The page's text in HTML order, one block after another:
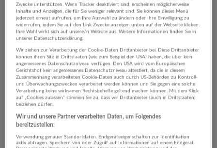
SOFORT MÖGLICH
30.07.2026, Kaindl-Hönig Fotostudio+Werbeteam
GmbH
Salzburg
Mitarbeiter*in in der Arbeitsanleitung für unser
carlavelorep in Salzburg Stadt (m/w/d)
24.07.2026,Caritas Salzburg
Zwecke unterstützen. Wenn Tracker deaktiviert sind, erscheinen möglicherweise
Inhalte und Anzeigen, die für Sie weniger relevant sind. Sie können dieses Menü
jederzeit erneut aufrufen, um Ihre Auswahl zu ändern oder Ihre Einwilligung zu
widerrufen, indem Sie auf den Link Zwecke anzeigen unten auf der Webseite klicken.
Ihre Wahl wirkt sich auf unsere/n Website aus. Weitere Informationen finden Sie in
unserer Datenschutzerklärung.
Wir ziehen zur Verarbeitung der Cookie-Daten Drittanbieter bei. Diese Drittanbieter
können ihren Sitz in Drittstaaten (wie zum Beispiel den USA) haben, die über kein
angemessenes Datenschutzniveau verfügen. Den USA wird vom Europäischen
Gerichtshof kein angemessenes Datenschutzniveau attestiert, da die in diesem
Zusammenhang verarbeiteten Cookie-Daten auch durch US-Behörden zu Kontroll-
und Überwachungszwecken verarbeitet werden können und Sie gegen eine solche
Verarbeitung keine wirksamen Rechtsbehelfe geltend machen können. Mit dem Klick
auf „Cookies zulassen“ stimmen Sie zu, dass wir Drittanbieter (auch in Drittstaaten)
beiziehen dürfen.
Wir und unsere Partner verarbeiten Daten, um Folgendes
bereitzustellen:
Verwendung genauer Standortdaten. Endgeräteeigenschaften zur Identifikation
aktiv abfragen. Speichern von oder Zugriff auf Informationen auf einem Endgerät.